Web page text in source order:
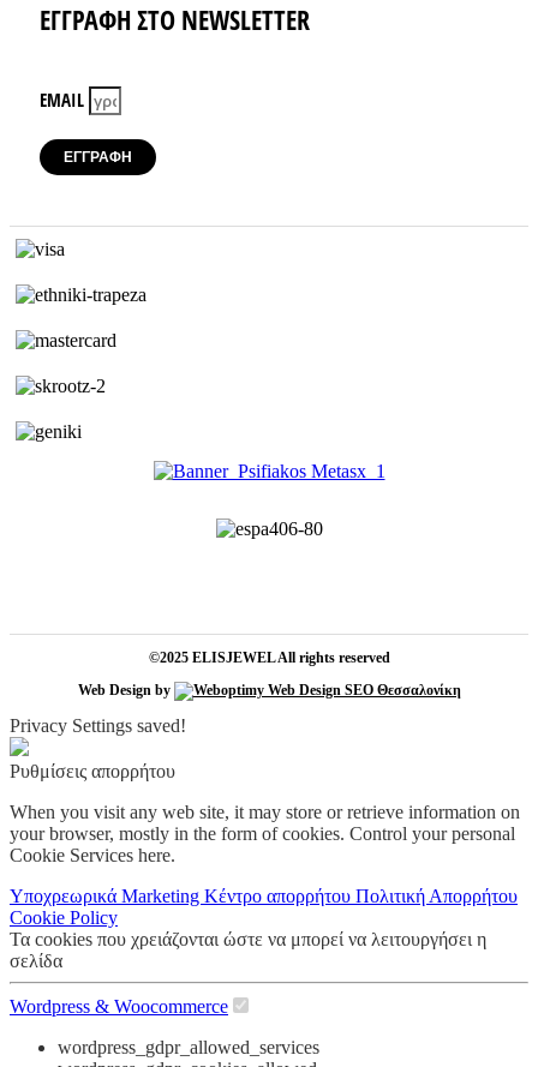
ΕΓΓΡΑΦΗ ΣΤΟ NEWSLETTER
EMAIL
ΕΓΓΡΑΦΗ
©2025 ELISJEWEL All rights reserved
Web Design by
Privacy Settings saved!
Ρυθμίσεις απορρήτου
When you visit any web site, it may store or retrieve information on
your browser, mostly in the form of cookies. Control your personal
Cookie Services here.
Υποχρεωρικά Marketing Κέντρο απορρήτου Πολιτική Απορρήτου
Cookie Policy
Τα cookies που χρειάζονται ώστε να μπορεί να λειτουργήσει η
σελίδα
Wordpress & Woocommerce
wordpress_gdpr_allowed_services